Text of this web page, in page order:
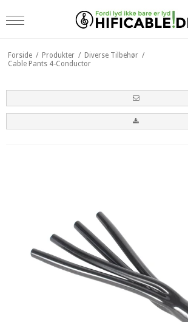
Forside / Produkter / Diverse Tilbehør /
Cable Pants 4-Conductor